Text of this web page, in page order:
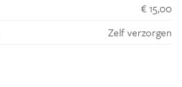
€ 15,00
Zelf verzorgen